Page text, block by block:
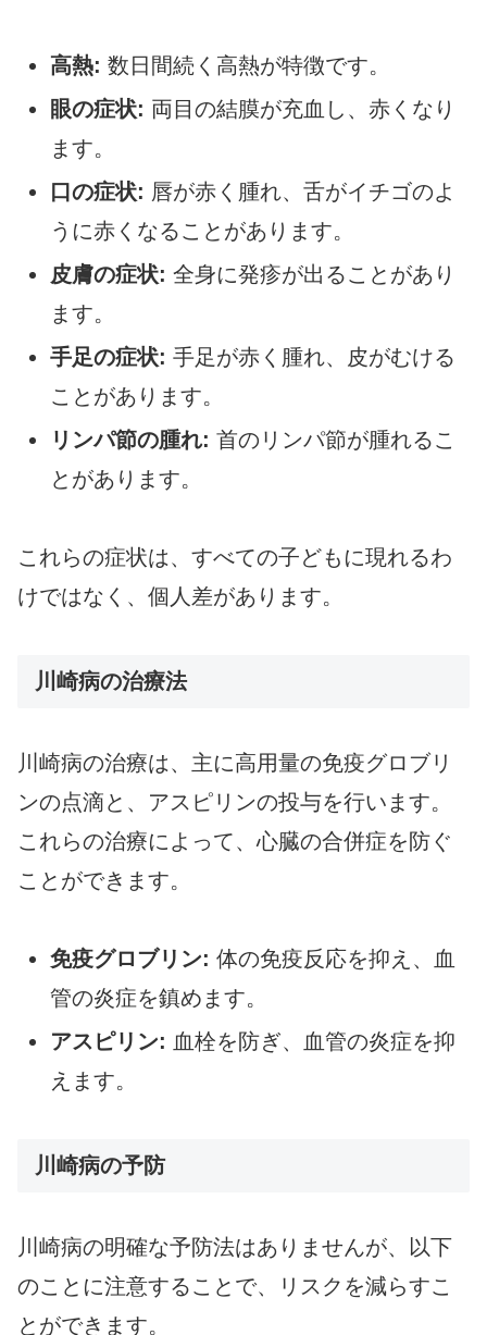
高熱: 数日間続く高熱が特徴です。
眼の症状: 両目の結膜が充血し、赤くなり
ます。
口の症状: 唇が赤く腫れ、舌がイチゴのよ
うに赤くなることがあります。
皮膚の症状: 全身に発疹が出ることがあり
ます。
手足の症状: 手足が赤く腫れ、皮がむける
ことがあります。
リンパ節の腫れ: 首のリンパ節が腫れるこ
とがあります。
これらの症状は、すべての子どもに現れるわ
けではなく、個人差があります。
川崎病の治療法
川崎病の治療は、主に高用量の免疫グロブリ
ンの点滴と、アスピリンの投与を行います。
これらの治療によって、心臓の合併症を防ぐ
ことができます。
免疫グロブリン: 体の免疫反応を抑え、血
管の炎症を鎮めます。
アスピリン: 血栓を防ぎ、血管の炎症を抑
えます。
川崎病の予防
川崎病の明確な予防法はありませんが、以下
のことに注意することで、リスクを減らすこ
とができます。